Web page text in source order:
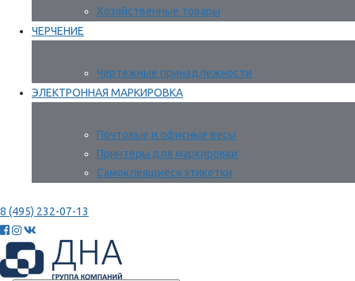
Хозяйственные товары
ЧЕРЧЕНИЕ
Чертежные принадлежности
ЭЛЕКТРОННАЯ МАРКИРОВКА
Почтовые и офисные весы
Принтеры для маркировки
Самоклеящиеся этикетки
8 (495) 232-07-13